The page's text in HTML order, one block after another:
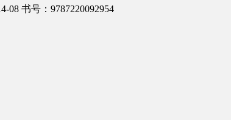
08 书号：9787220092954